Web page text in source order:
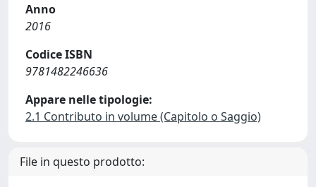
Anno
2016
Codice ISBN
9781482246636
Appare nelle tipologie:
2.1 Contributo in volume (Capitolo o Saggio)
File in questo prodotto: